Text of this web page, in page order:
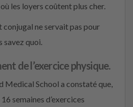
les loyers coûtent plus cher.
conjugal ne servait pas pour
quoi.
de l’exercice physique.
Medical School a constaté que,
semaines d’exercices